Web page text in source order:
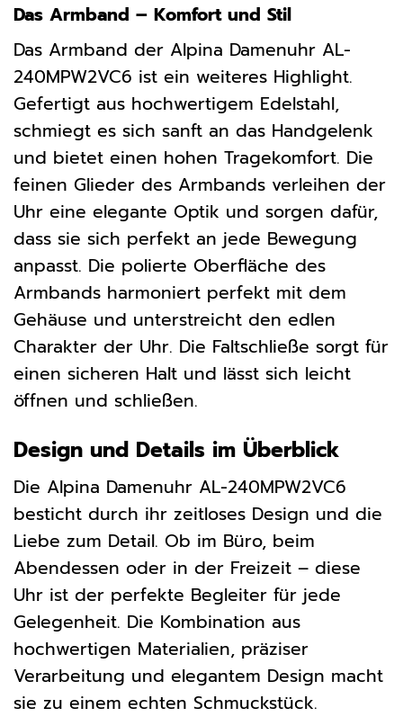
Das Armband – Komfort und Stil
Das Armband der Alpina Damenuhr AL-
240MPW2VC6 ist ein weiteres Highlight.
Gefertigt aus hochwertigem Edelstahl,
schmiegt es sich sanft an das Handgelenk
und bietet einen hohen Tragekomfort. Die
feinen Glieder des Armbands verleihen der
Uhr eine elegante Optik und sorgen dafür,
dass sie sich perfekt an jede Bewegung
anpasst. Die polierte Oberfläche des
Armbands harmoniert perfekt mit dem
Gehäuse und unterstreicht den edlen
Charakter der Uhr. Die Faltschließe sorgt für
einen sicheren Halt und lässt sich leicht
öffnen und schließen.
Design und Details im Überblick
Die Alpina Damenuhr AL-240MPW2VC6
besticht durch ihr zeitloses Design und die
Liebe zum Detail. Ob im Büro, beim
Abendessen oder in der Freizeit – diese
Uhr ist der perfekte Begleiter für jede
Gelegenheit. Die Kombination aus
hochwertigen Materialien, präziser
Verarbeitung und elegantem Design macht
sie zu einem echten Schmuckstück.